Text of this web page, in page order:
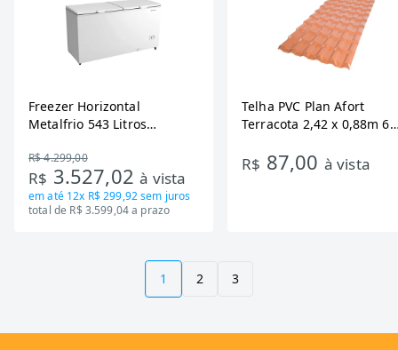
Freezer Horizontal
Metalfrio 543 Litros
Tecnologia Inverter, Branco,
Bivolt
R$ 4.299,00
R$ 3.527,02à vista
em até 12x R$ 299,92sem juros
total de R$ 3.599,04 a prazo
Telha PVC Plan Afort
Terracota 2,42 x 0,88m 6
R$ 87,00 à vista
1 2 3